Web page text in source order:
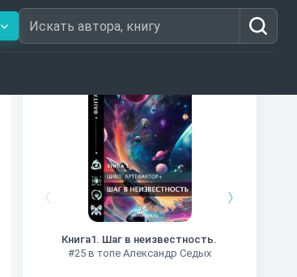
Искать автора, книгу
Книги из топ-100
Книга1. Шаг в неизвестность.
#25 в топе Александр Седых